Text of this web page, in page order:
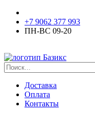
+7 9062 377 993
ПН-ВС 09-20
Доставка
Оплата
Контакты